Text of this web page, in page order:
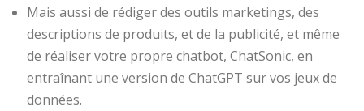
Mais aussi de rédiger des outils marketings, des
descriptions de produits, et de la publicité, et même
de réaliser votre propre chatbot, ChatSonic, en
entraînant une version de ChatGPT sur vos jeux de
données.